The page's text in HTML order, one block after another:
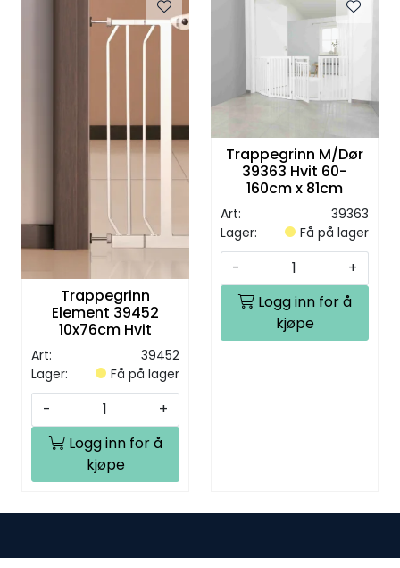
Trappegrinn
Element 39452
10x76cm Hvit
Art:
39452
Lager:
Få på lager
-
+
Logg inn for å
kjøpe
Trappegrinn M/Dør
39363 Hvit 60-
160cm x 81cm
Art:
39363
Lager:
Få på lager
-
+
Logg inn for å
kjøpe